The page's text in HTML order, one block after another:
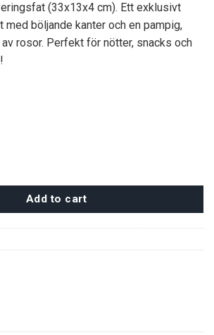
(33x13x4 cm). Ett exklusivt
böljande kanter och en pampig,
rosor. Perfekt för nötter, snacks och
quantity
Add to cart